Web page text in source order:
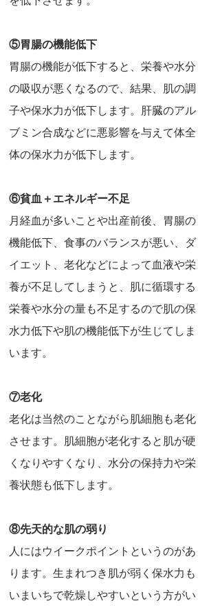
⑤胃腸の機能低下
胃腸の機能が低下すると、栄養や水分
の吸収が悪くなるので、結果、肌の調
子や保水力が低下します。肝臓のアル
ブミン合成などに悪影響を与えて体全
体の保水力が低下します。
⑥貧血＋エネルギー不足
月経血が多いことや出産前後、胃腸の
機能低下、食事のバランスが悪い、ダ
イエット、老化などによって血液や栄
養が不足してしまうと、肌に循環する
栄養や水分の量も不足するので肌の保
水力低下や肌の機能低下が生じてしま
います。
⑦老化
老化は当然のことながら肌細胞も老化
させます。肌細胞が老化すると肌が硬
くなりやすくなり、水分の保持力や栄
養状態も低下します。
⑧先天的な肌の弱り
人にはウイークポイントというのがあ
ります。生まれつき肌が弱く保水力も
いまいちで乾燥しやすいという方がい